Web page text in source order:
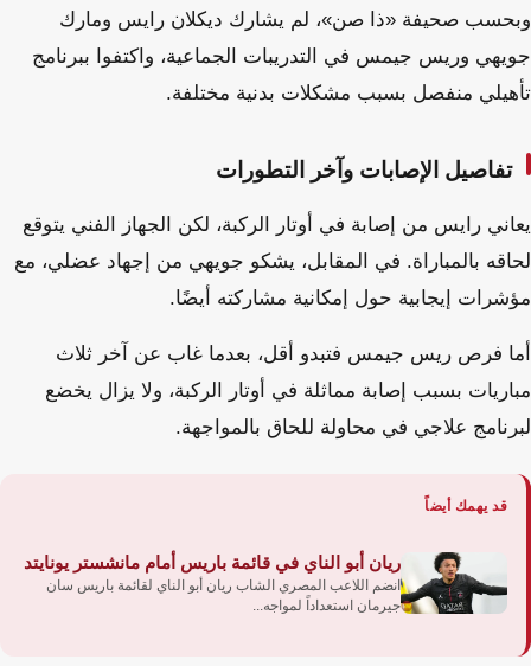
وبحسب صحيفة «ذا صن»، لم يشارك ديكلان رايس ومارك
جويهي وريس جيمس في التدريبات الجماعية، واكتفوا ببرنامج
تأهيلي منفصل بسبب مشكلات بدنية مختلفة.
تفاصيل الإصابات وآخر التطورات
يعاني رايس من إصابة في أوتار الركبة، لكن الجهاز الفني يتوقع
لحاقه بالمباراة. في المقابل، يشكو جويهي من إجهاد عضلي، مع
مؤشرات إيجابية حول إمكانية مشاركته أيضًا.
أما فرص ريس جيمس فتبدو أقل، بعدما غاب عن آخر ثلاث
مباريات بسبب إصابة مماثلة في أوتار الركبة، ولا يزال يخضع
لبرنامج علاجي في محاولة للحاق بالمواجهة.
قد يهمك أيضاً
ريان أبو الناي في قائمة باريس أمام مانشستر يونايتد
انضم اللاعب المصري الشاب ريان أبو الناي لقائمة باريس سان
جيرمان استعداداً لمواجه...